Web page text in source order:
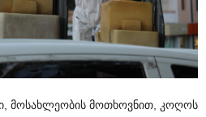
მოსახლეობის მოთხოვნით, კოღოს